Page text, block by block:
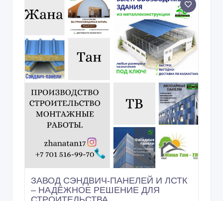
ЗАВОД СЭНДВИЧ-ПАНЕЛЕЙ И ЛСТК
– НАДЁЖНОЕ РЕШЕНИЕ ДЛЯ
СТРОИТЕЛЬСТВА.